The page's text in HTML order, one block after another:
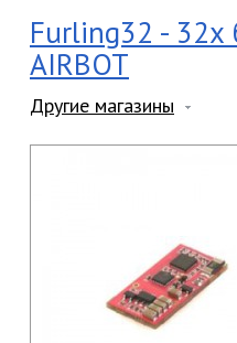
Furling32 - 32х
AIRBOT
Другие магазины